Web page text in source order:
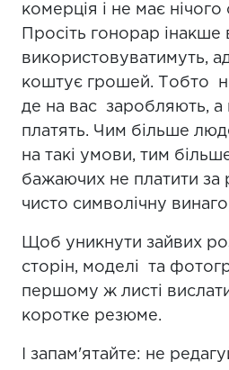
комерція і не має нічого
Просіть гонорар інакше
використовуватимуть,
коштує грошей. Тобто
де на вас заробляють, а
платять. Чим більше
на такі умови, тим
бажаючих не платити за
чисто символічну
Щоб уникнути зайвих
сторін, моделі та
першому ж листі
коротке резюме.
І запам'ятайте: не